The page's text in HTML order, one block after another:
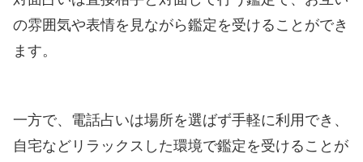
の雰囲気や表情を見ながら鑑定を受けることができ
ます。
一方で、電話占いは場所を選ばず手軽に利用でき、
自宅などリラックスした環境で鑑定を受けることが